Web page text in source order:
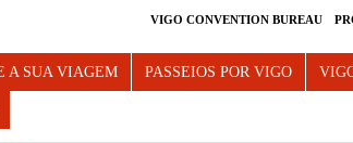
VIGO CONVENTION BUREAU
de Vigo
A SUA VIAGEM PASSEIOS POR VIGO